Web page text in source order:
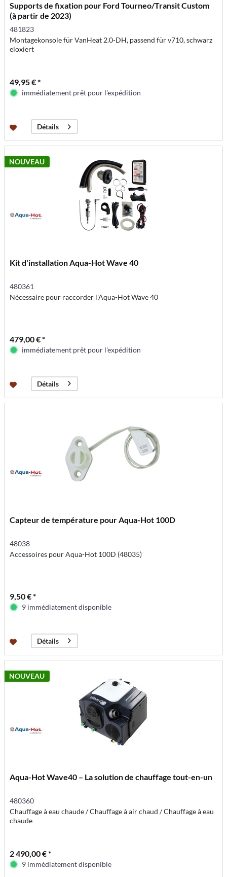
Supports de fixation pour Ford Tourneo/Transit Custom
(à partir de 2023)
481823
Montagekonsole für VanHeat 2.0-DH, passend für v710, schwarz
eloxiert
49,95 € *
immédiatement prêt pour l'expédition
Détails
NOUVEAU
Kit d'installation Aqua-Hot Wave 40
480361
Nécessaire pour raccorder l'Aqua-Hot Wave 40
479,00 € *
immédiatement prêt pour l'expédition
Détails
Capteur de température pour Aqua-Hot 100D
48038
Accessoires pour Aqua-Hot 100D (48035)
9,50 € *
9 immédiatement disponible
Détails
NOUVEAU
Aqua-Hot Wave40 – La solution de chauffage tout-en-un
480360
Chauffage à eau chaude / Chauffage à air chaud / Chauffage à eau
chaude
2 490,00 € *
9 immédiatement disponible